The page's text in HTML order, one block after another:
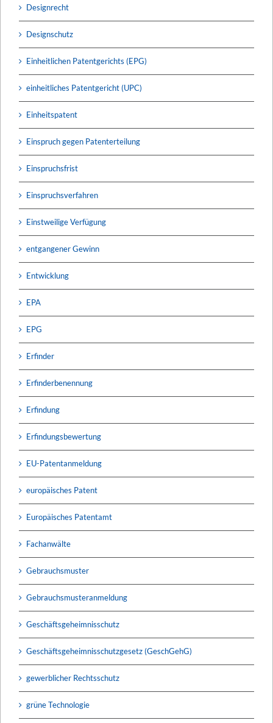
Designrecht
Designschutz
Einheitlichen Patentgerichts (EPG)
einheitliches Patentgericht (UPC)
Einheitspatent
Einspruch gegen Patenterteilung
Einspruchsfrist
Einspruchsverfahren
Einstweilige Verfügung
entgangener Gewinn
Entwicklung
EPA
EPG
Erfinder
Erfinderbenennung
Erfindung
Erfindungsbewertung
EU-Patentanmeldung
europäisches Patent
Europäisches Patentamt
Fachanwälte
Gebrauchsmuster
Gebrauchsmusteranmeldung
Geschäftsgeheimnisschutz
Geschäftsgeheimnisschutzgesetz (GeschGehG)
gewerblicher Rechtsschutz
grüne Technologie